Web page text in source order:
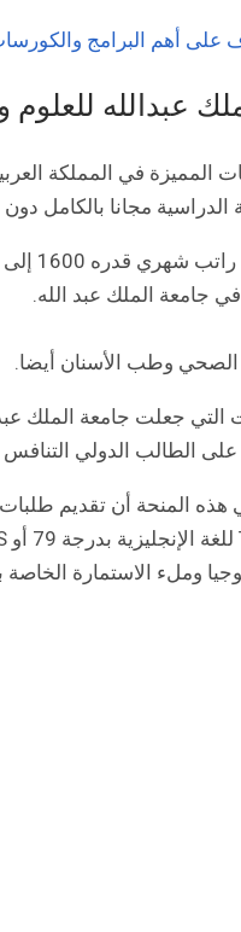
على أهم البرامج والكورسات
عبدالله للعلوم
المميزة في المملكة
مجانا بالكامل دون
قدره 1600 إلى 2500 دولار.
جامعة الملك عبد الله.
الصحي وطب الأسنان أيضا.
التي جعلت جامعة الملك
الطالب الدولي
وملء الاستمارة